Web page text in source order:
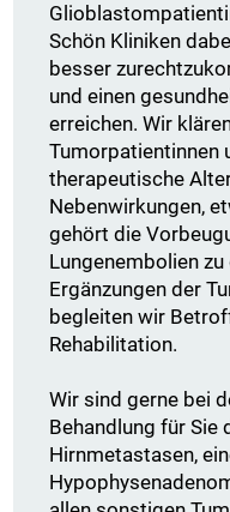
Schön Kliniken
besser
und einen
erreichen. Wir
Tumorpatientinnen
therapeutische
Nebenwirkungen,
gehört die
Lungenembolien
Ergänzungen der
begleiten wir
Rehabilitation.
Wir sind gerne bei
Behandlung für Sie
Hirnmetastasen,